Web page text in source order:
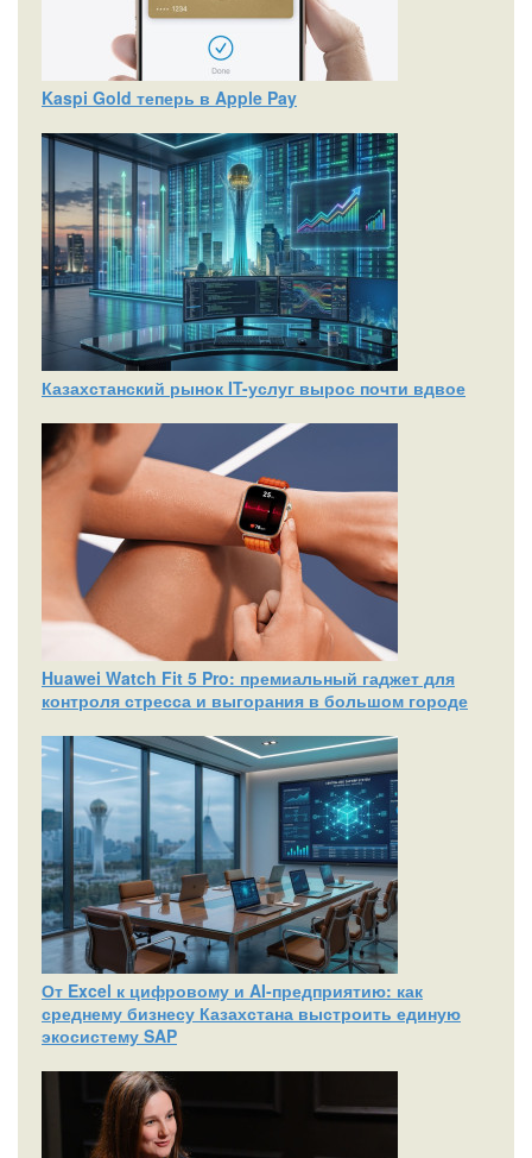
Kaspi Gold теперь в Apple Pay
Казахстанский рынок IT-услуг вырос почти вдвое
Huawei Watch Fit 5 Pro: премиальный гаджет для
контроля стресса и выгорания в большом городе
От Excel к цифровому и AI‑предприятию: как
среднему бизнесу Казахстана выстроить единую
экосистему SAP